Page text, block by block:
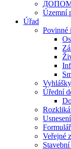
Územní
Úřad
Povinné
Úřední
Veřejné
Stavební